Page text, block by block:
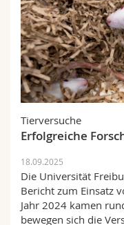
Tierversuche
Erfolgreiche
18.09.2025
Die Universität
Bericht zum Einsatz
Jahr 2024 kamen
bewegen sich die